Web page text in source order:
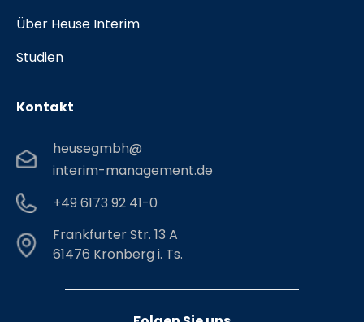
Über Heuse Interim
Studien
Kontakt
heusegmbh@
interim-management.de
+49 6173 92 41-0
Frankfurter Str. 13 A
61476 Kronberg i. Ts.